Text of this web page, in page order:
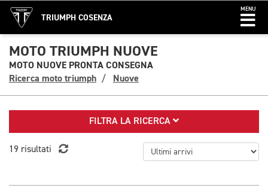
TRIUMPH COSENZA
MENU
MOTO TRIUMPH NUOVE
MOTO NUOVE PRONTA CONSEGNA
Ricerca moto triumph
Nuove
FILTRA LA RICERCA
19 risultati